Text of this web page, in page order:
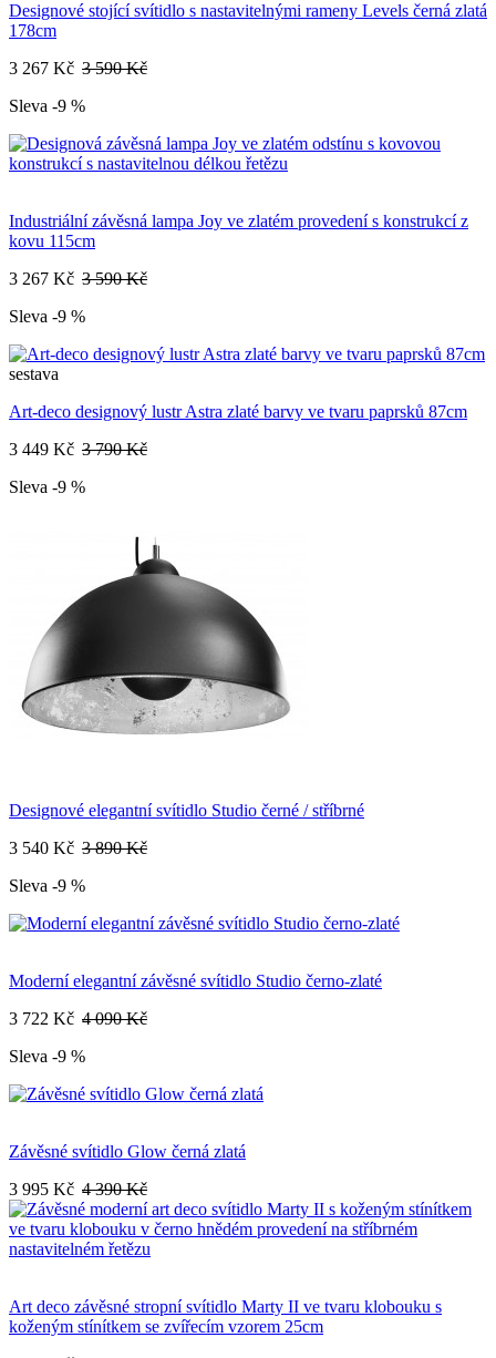
Designové stojící svítidlo s nastavitelnými rameny Levels černá zlatá
178cm
3 267 Kč 3 590 Kč
Sleva -9 %
Industriální závěsná lampa Joy ve zlatém provedení s konstrukcí z
kovu 115cm
3 267 Kč 3 590 Kč
Sleva -9 %
sestava
Art-deco designový lustr Astra zlaté barvy ve tvaru paprsků 87cm
3 449 Kč 3 790 Kč
Sleva -9 %
Designové elegantní svítidlo Studio černé / stříbrné
3 540 Kč 3 890 Kč
Sleva -9 %
Moderní elegantní závěsné svítidlo Studio černo-zlaté
3 722 Kč 4 090 Kč
Sleva -9 %
Závěsné svítidlo Glow černá zlatá
3 995 Kč 4 390 Kč
Art deco závěsné stropní svítidlo Marty II ve tvaru klobouku s
koženým stínítkem se zvířecím vzorem 25cm